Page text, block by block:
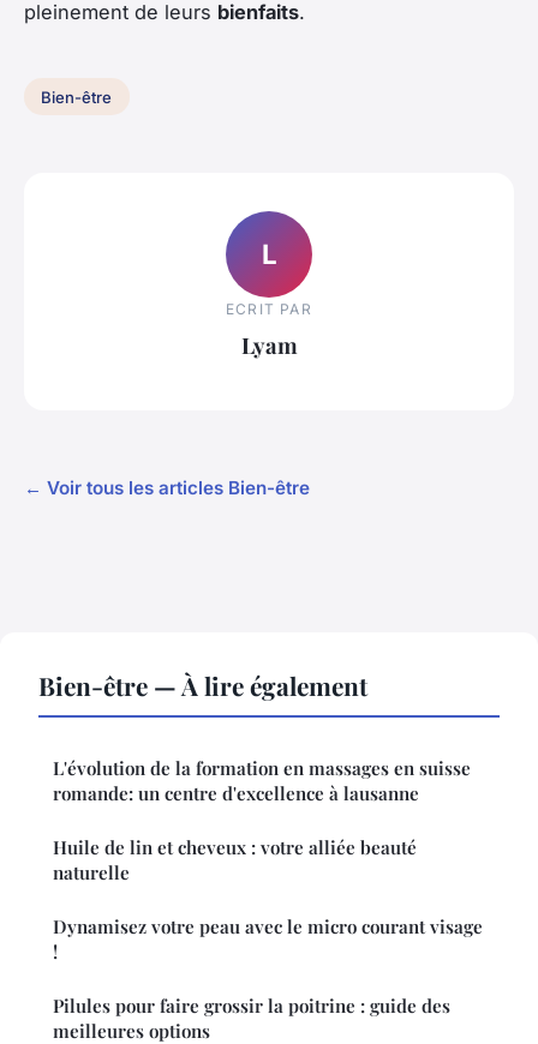
pleinement de leurs bienfaits.
Bien-être
L
ECRIT PAR
Lyam
← Voir tous les articles Bien-être
Bien-être — À lire également
L'évolution de la formation en massages en suisse
romande: un centre d'excellence à lausanne
Huile de lin et cheveux : votre alliée beauté
naturelle
Dynamisez votre peau avec le micro courant visage
!
Pilules pour faire grossir la poitrine : guide des
meilleures options